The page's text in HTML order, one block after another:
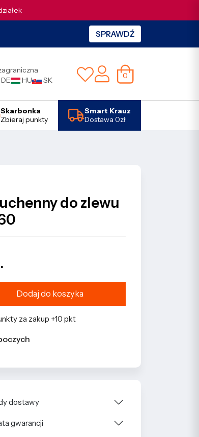
SPRAWDŹ
DE HU SK 0
Skarbonka
Zbieraj punkty
Smart Krauz
Dostawa 0zł
do zlewu
Dodaj do koszyka
za zakup +10 pkt
dostawy
gwarancji